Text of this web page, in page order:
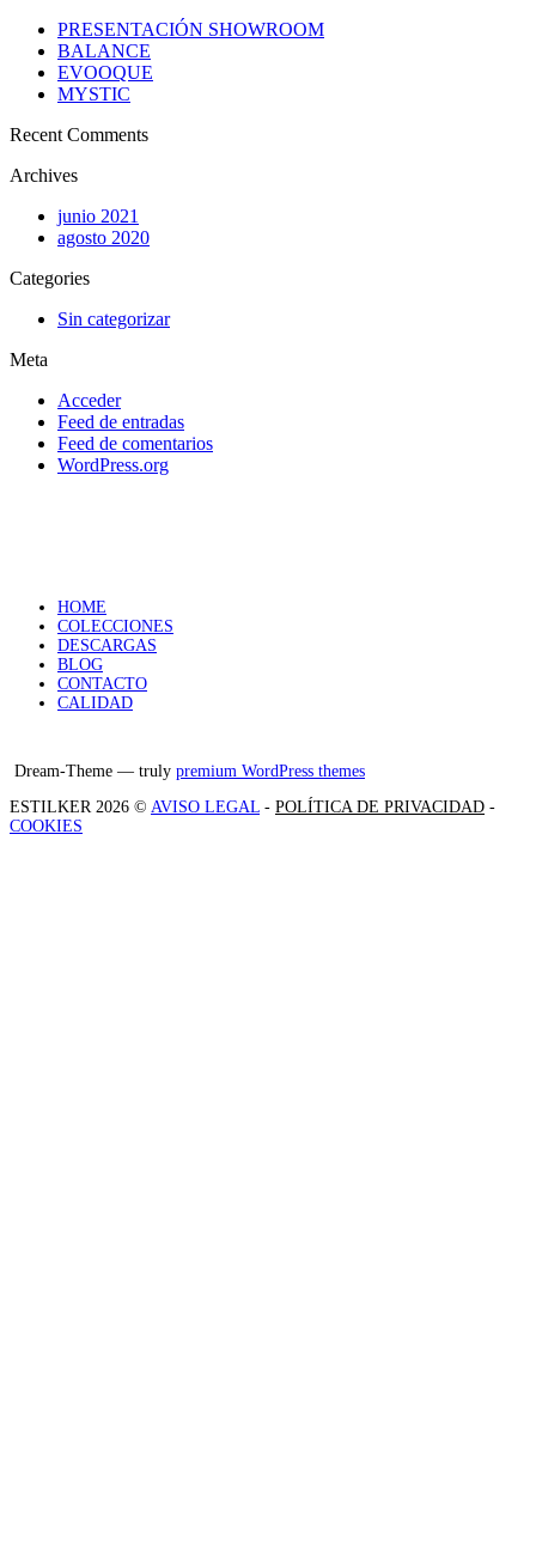
PRESENTACIÓN SHOWROOM
BALANCE
EVOOQUE
MYSTIC
Recent Comments
Archives
junio 2021
agosto 2020
Categories
Sin categorizar
Meta
Acceder
Feed de entradas
Feed de comentarios
WordPress.org
HOME
COLECCIONES
DESCARGAS
BLOG
CONTACTO
CALIDAD
Dream-Theme — truly premium WordPress themes
ESTILKER 2026 © AVISO LEGAL - POLÍTICA DE PRIVACIDAD -
COOKIES